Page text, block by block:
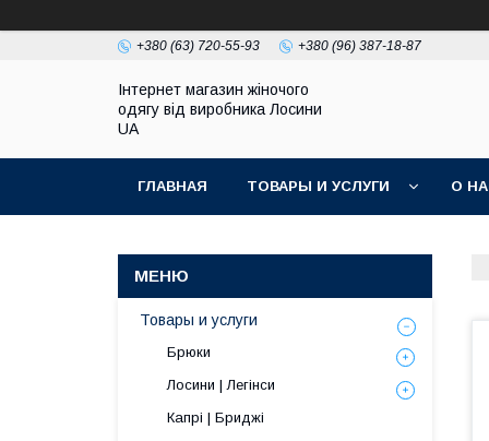
+380 (63) 720-55-93 +380 (96) 387-18-87
Інтернет магазин жіночого
одягу від виробника Лосини
UA
ГЛАВНАЯ ТОВАРЫ И УСЛУГИ О
Товары и услуги
Брюки
Лосини | Легінси
Капрі | Бриджі